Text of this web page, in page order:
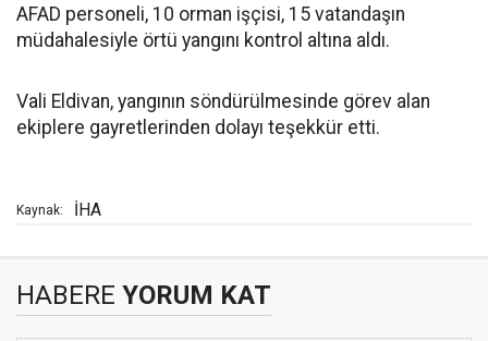
AFAD personeli, 10 orman işçisi, 15 vatandaşın
müdahalesiyle örtü yangını kontrol altına aldı.
Vali Eldivan, yangının söndürülmesinde görev alan
ekiplere gayretlerinden dolayı teşekkür etti.
Kaynak: İHA
HABERE YORUM KAT